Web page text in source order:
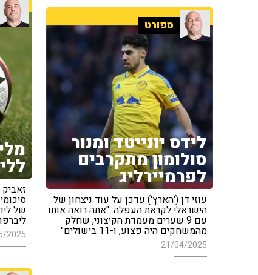
של
2025
ספורט
לידס יונייטד ומנור
סולומון מתקרבים
לפרמיירליג
עוזי דן ('הארץ') עדכן על עוד ניצחון של
הישראלי לקראת העפלה: "אתה רואה אותו
עם 9 שערים מעמדת הקיצוני, שחלק
מהמשחקים היה פצוע, ו-11 בישולים"
21/04/2025